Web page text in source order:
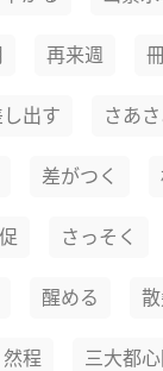
再来週
し出す さあ
差がつく
さっそく
醒める
然程 三大都